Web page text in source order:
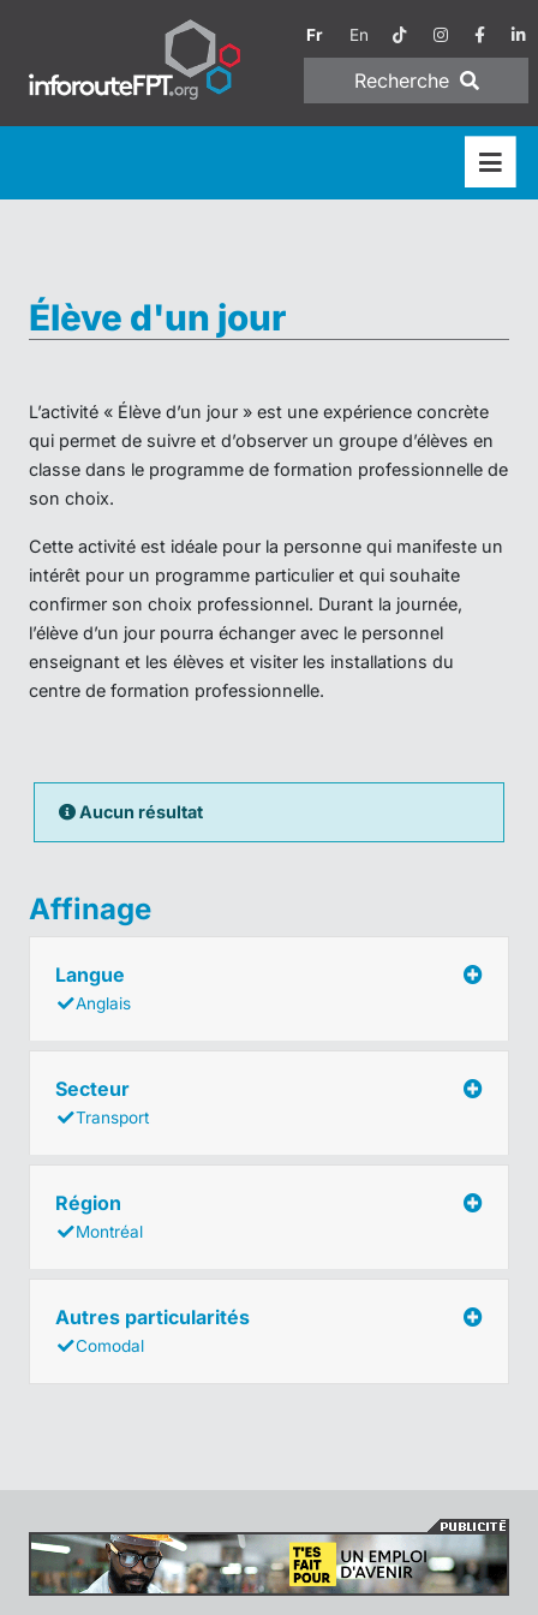
Fr En
Recherche
Élève d'un jour
L’activité « Élève d’un jour » est une expérience concrète
qui permet de suivre et d’observer un groupe d’élèves en
classe dans le programme de formation professionnelle de
son choix.
Cette activité est idéale pour la personne qui manifeste un
intérêt pour un programme particulier et qui souhaite
confirmer son choix professionnel. Durant la journée,
l’élève d’un jour pourra échanger avec le personnel
enseignant et les élèves et visiter les installations du
centre de formation professionnelle.
Aucun résultat
Affinage
Langue
Anglais
Secteur
Transport
Région
Montréal
Autres particularités
Comodal